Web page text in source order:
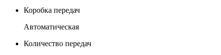
Коробка передач
Автоматическая
Количество передач